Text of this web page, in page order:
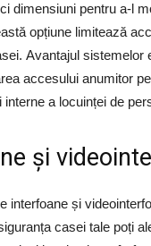
dimensiuni pentru a-l
opțiune limitează
Avantajul sistemelor
accesului anumitor
interne a locuinței de
și
interfoane și
casei tale poți